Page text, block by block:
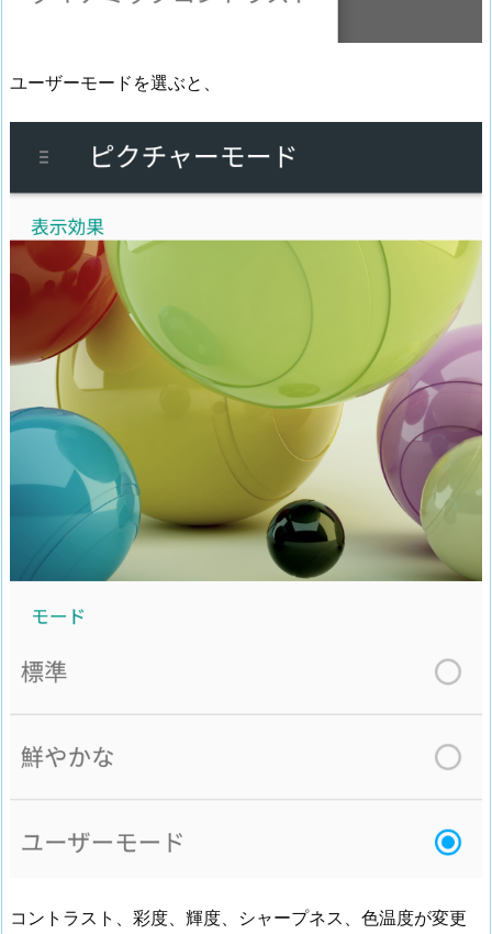
ユーザーモードを選ぶと、
コントラスト、彩度、輝度、シャープネス、色温度が変更